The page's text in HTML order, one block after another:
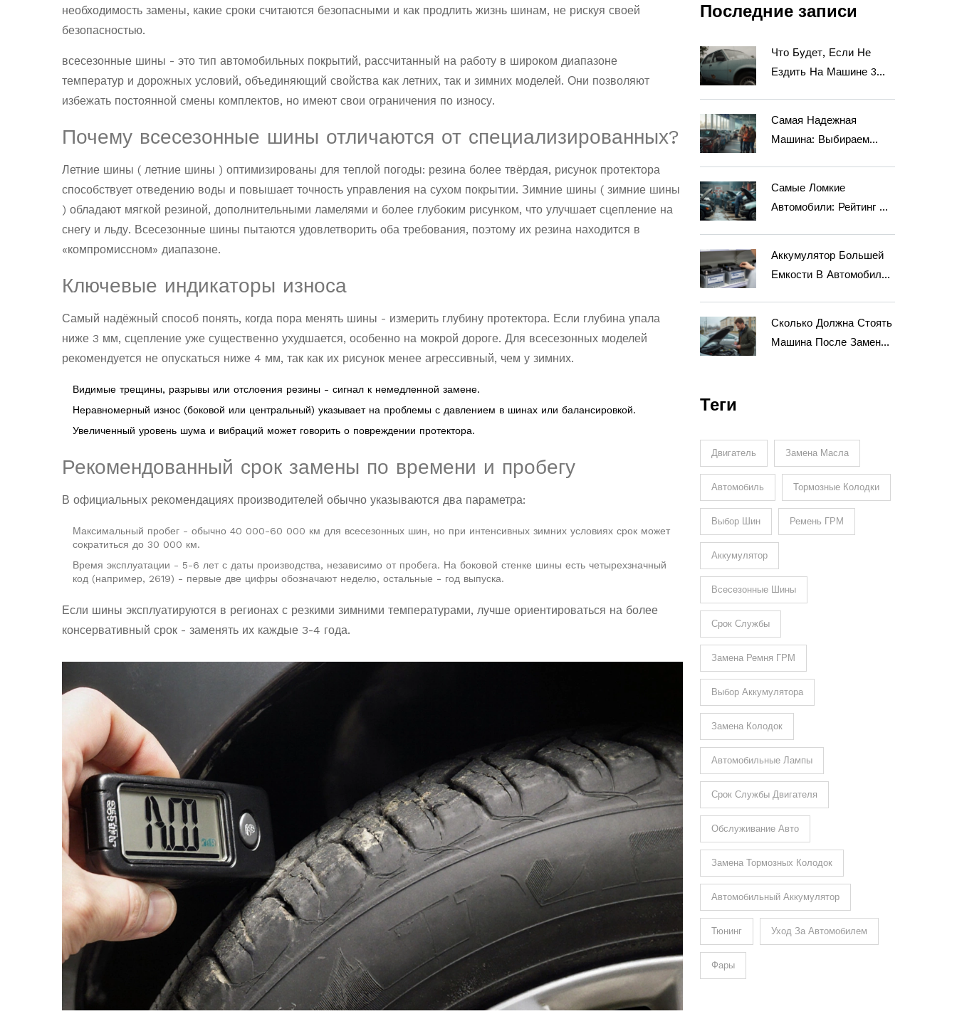
необходимость замены, какие сроки считаются безопасными и как продлить жизнь шинам, не рискуя своей
безопасностью.
всесезонные шины - это тип автомобильных покрытий, рассчитанный на работу в широком диапазоне
температур и дорожных условий, объединяющий свойства как летних, так и зимних моделей. Они позволяют
избежать постоянной смены комплектов, но имеют свои ограничения по износу.
Почему всесезонные шины отличаются от специализированных?
Летние шины ( летние шины ) оптимизированы для теплой погоды: резина более твёрдая, рисунок протектора
способствует отведению воды и повышает точность управления на сухом покрытии. Зимние шины ( зимние шины
) обладают мягкой резиной, дополнительными ламелями и более глубоким рисунком, что улучшает сцепление на
снегу и льду. Всесезонные шины пытаются удовлетворить оба требования, поэтому их резина находится в
«компромиссном» диапазоне.
Ключевые индикаторы износа
Самый надёжный способ понять, когда пора менять шины - измерить глубину протектора. Если глубина упала
ниже 3 мм, сцепление уже существенно ухудшается, особенно на мокрой дороге. Для всесезонных моделей
рекомендуется не опускаться ниже 4 мм, так как их рисунок менее агрессивный, чем у зимних.
Видимые трещины, разрывы или отслоения резины - сигнал к немедленной замене.
Неравномерный износ (боковой или центральный) указывает на проблемы с давлением в шинах или балансировкой.
Увеличенный уровень шума и вибраций может говорить о повреждении протектора.
Рекомендованный срок замены по времени и пробегу
В официальных рекомендациях производителей обычно указываются два параметра:
Максимальный пробег - обычно 40 000-60 000 км для всесезонных шин, но при интенсивных зимних условиях срок может
сократиться до 30 000 км.
Время эксплуатации - 5-6 лет с даты производства, независимо от пробега. На боковой стенке шины есть четырехзначный
код (например, 2619) - первые две цифры обозначают неделю, остальные - год выпуска.
Если шины эксплуатируются в регионах с резкими зимними температурами, лучше ориентироваться на более
консервативный срок - заменять их каждые 3-4 года.
Последние записи
Что Будет, Если Не
Ездить На Машине 3
Самая Надежная
Машина: Выбираем
Самые Ломкие
Автомобили: Рейтинг И
Аккумулятор Большей
Емкости В Автомобиль:
Сколько Должна Стоять
Машина После Замены
Теги
Двигатель Замена Масла
Автомобиль Тормозные Колодки
Выбор Шин Ремень ГРМ
Аккумулятор
Всесезонные Шины
Срок Службы
Замена Ремня ГРМ
Выбор Аккумулятора
Замена Колодок
Автомобильные Лампы
Срок Службы Двигателя
Обслуживание Авто
Замена Тормозных Колодок
Автомобильный Аккумулятор
Тюнинг Уход За Автомобилем
Фары